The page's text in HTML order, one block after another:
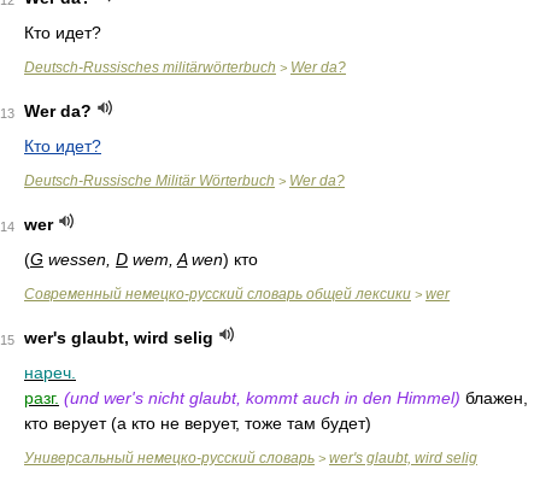
Кто идет?
Deutsch-Russisches militärwörterbuch > Wer da?
13
Wer da?
Кто идет?
Deutsch-Russische Militär Wörterbuch > Wer da?
14
wer
(G wessen, D wem, Awen) кто
Современный немецко-русский словарь общей лексики > wer
15
wer's glaubt, wird selig
нареч.
разг. (und wer's nicht glaubt, kommt auch in den Himmel) блажен,
кто верует (а кто не верует, тоже там будет)
Универсальный немецко-русский словарь > wer's glaubt, wird selig